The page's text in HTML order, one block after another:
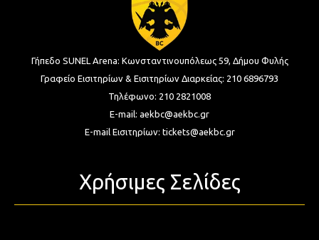
Γήπεδο SUNEL Arena: Κωνσταντινουπόλεως 59, Δήμου Φυλής
Γραφείο Εισιτηρίων & Εισιτηρίων Διαρκείας: 210 6896793
Τηλέφωνο: 210 2821008
E-mail: aekbc@aekbc.gr
E-mail Εισιτηρίων: tickets@aekbc.gr
Χρήσιμες Σελίδες